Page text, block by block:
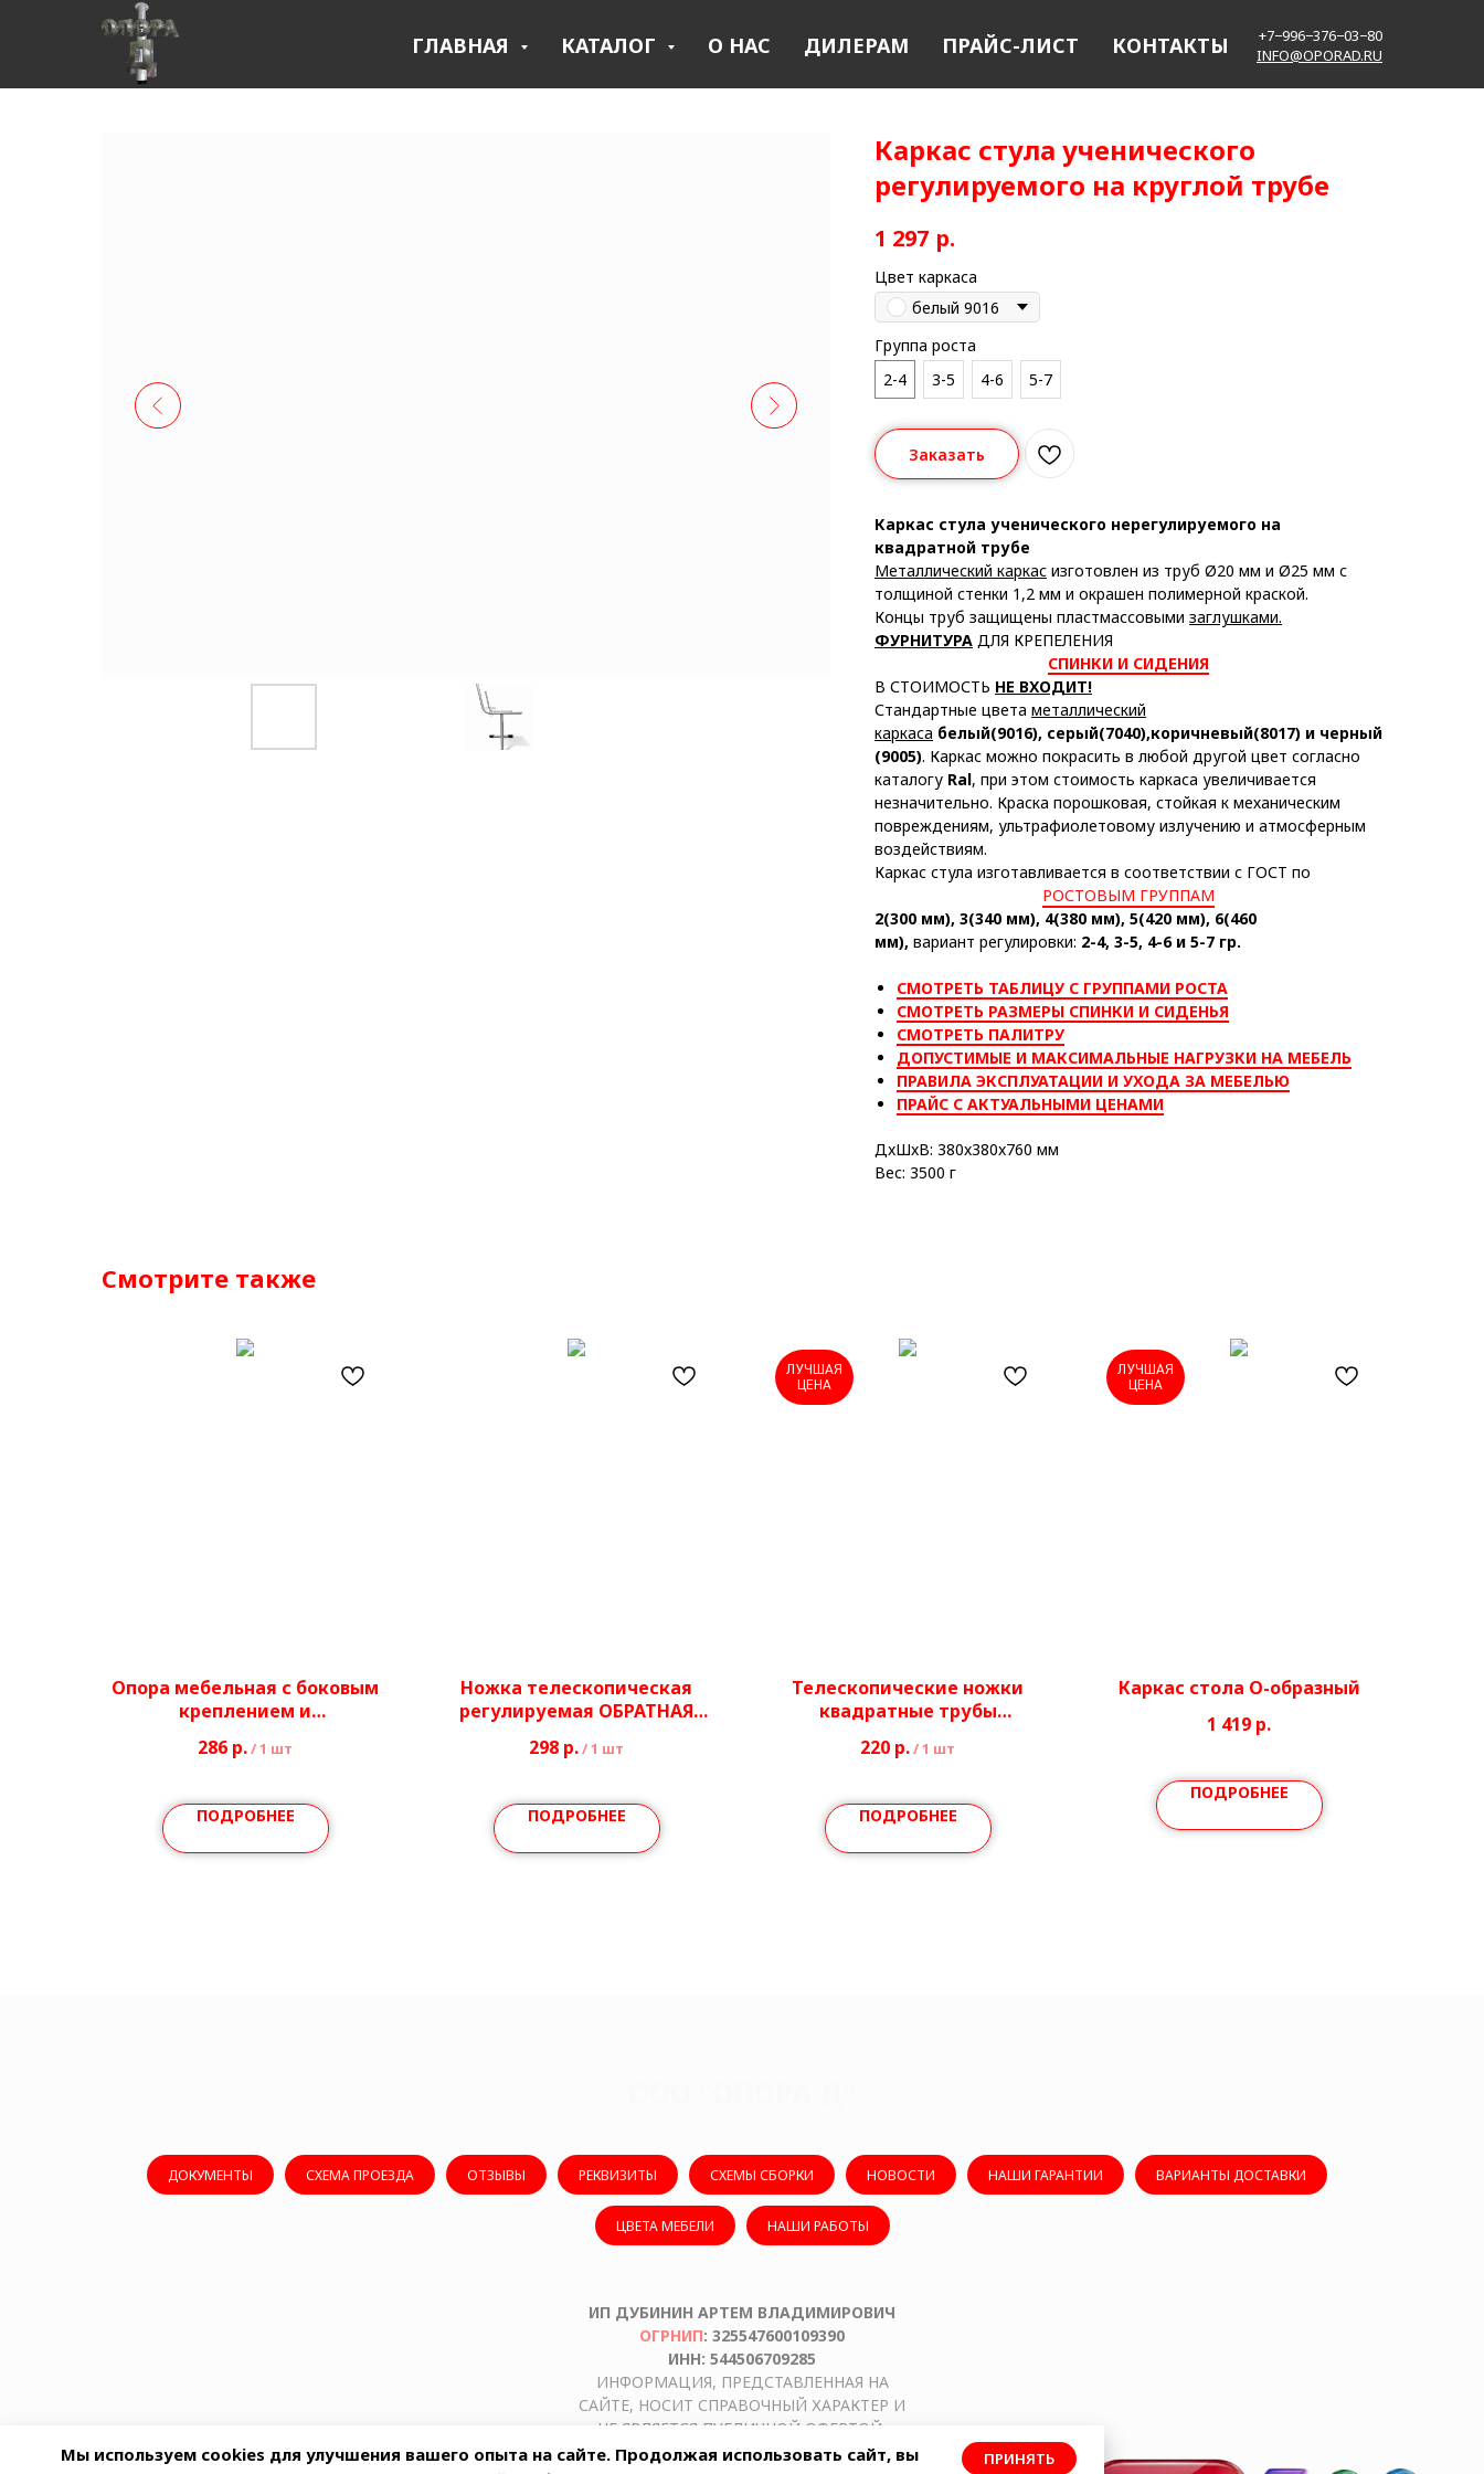
ГЛАВНАЯ КАТАЛОГ О НАС ДИЛЕРАМ ПРАЙС-ЛИСТ КОНТАКТЫ
+7−996−376−03−80
INFO@OPORAD.RU
Каркас стула ученического
регулируемого на круглой трубе
1 297 р.
Цвет каркаса
белый 9016
Группа роста
2-4
3-5 4-6 5-7
Заказать
Каркас стула ученического нерегулируемого на
квадратной трубе
Металлический каркас изготовлен из труб Ø20 мм и Ø25 мм с
толщиной стенки 1,2 мм и окрашен полимерной краской.
Концы труб защищены пластмассовыми заглушками.
ФУРНИТУРА ДЛЯ КРЕПЕЛЕНИЯ
СПИНКИ И СИДЕНИЯ
В СТОИМОСТЬ НЕ ВХОДИТ!
Стандартные цвета металлический
каркаса белый(9016), серый(7040),коричневый(8017) и черный
(9005). Каркас можно покрасить в любой другой цвет согласно
каталогу Ral, при этом стоимость каркаса увеличивается
незначительно. Краска порошковая, стойкая к механическим
повреждениям, ультрафиолетовому излучению и атмосферным
воздействиям.
Каркас стула изготавливается в соответствии с ГОСТ по
РОСТОВЫМ ГРУППАМ
2(300 мм), 3(340 мм), 4(380 мм), 5(420 мм), 6(460
мм), вариант регулировки: 2-4, 3-5, 4-6 и 5-7 гр.
СМОТРЕТЬ ТАБЛИЦУ С ГРУППАМИ РОСТА
СМОТРЕТЬ РАЗМЕРЫ СПИНКИ И СИДЕНЬЯ
СМОТРЕТЬ ПАЛИТРУ
ДОПУСТИМЫЕ И МАКСИМАЛЬНЫЕ НАГРУЗКИ НА МЕБЕЛЬ
ПРАВИЛА ЭКСПЛУАТАЦИИ И УХОДА ЗА МЕБЕЛЬЮ
ПРАЙС С АКТУАЛЬНЫМИ ЦЕНАМИ
ДxШxВ: 380x380x760 мм
Вес: 3500 г
Смотрите также
Опора мебельная с боковым
креплением и
комплектации Ø51 мм, h710-
286 р./1 шт
ПОДРОБНЕЕ
Ножка телескопическая
регулируемая ОБРАТНАЯ
298 р./1 шт
ПОДРОБНЕЕ
ЛУЧШАЯ
ЦЕНА
Телескопические ножки
квадратные трубы
220 р./1 шт
ПОДРОБНЕЕ
ЛУЧШАЯ
ЦЕНА
Каркас стола О-образный
1 419 р.
ПОДРОБНЕЕ
ДОКУМЕНТЫ СХЕМА ПРОЕЗДА ОТЗЫВЫ РЕКВИЗИТЫ СХЕМЫ СБОРКИ НОВОСТИ НАШИ ГАРАНТИИ ВАРИАНТЫ ДОСТАВКИ
ЦВЕТА МЕБЕЛИ НАШИ РАБОТЫ
ИП ДУБИНИН АРТЕМ ВЛАДИМИРОВИЧ
ОГРНИП: 325547600109390
ИНН: 544506709285
ИНФОРМАЦИЯ, ПРЕДСТАВЛЕННАЯ НА
САЙТЕ, НОСИТ СПРАВОЧНЫЙ ХАРАКТЕР И
НЕ ЯВЛЯЕТСЯ ПУБЛИЧНОЙ ОФЕРТОЙ,
ОПРЕДЕЛЯЕМОЙ ПОЛОЖЕНИЯМИ СТАТЬИ
Мы используем cookies для улучшения вашего опыта на сайте. Продолжая использовать сайт, вы
ПРИНЯТЬ